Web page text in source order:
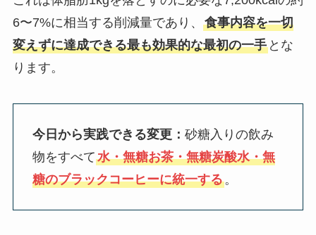
6〜7%に相当する削減量であり、 食事内容を一切
変えずに達成できる最も効果的な最初の一手とな
ります。
今日から実践できる変更： 砂糖入りの飲み
物をすべて水・無糖お茶・無糖炭酸水・無
糖のブラックコーヒーに統一する。